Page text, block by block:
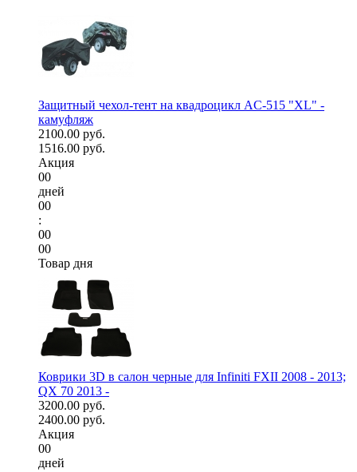
Защитный чехол-тент на квадроцикл AC-515 "XL" -
камуфляж
2100.00 руб.
1516.00 руб.
Акция
00
дней
00
:
00
00
Товар дня
Коврики 3D в салон черные для Infiniti FXII 2008 - 2013;
QX 70 2013 -
3200.00 руб.
2400.00 руб.
Акция
00
дней